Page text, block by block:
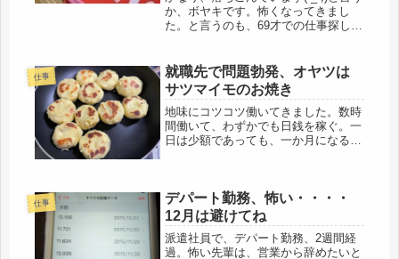
か、ボヤキです。怖くなってきまし
た。と言うのも、69才での仕事探し、
業務員という立場になるという事を、
まず、頭に叩き込まないといけ...
仕事
就職先で問題勃発、オヤツは
サツマイモのお焼き
地味にコツコツ働いてきました。数時
間働いて、わずかでも日銭を稼ぐ。一
日は少額であっても、一か月になる
で、仕入れ値からかなり上がったの
で、ボスは...
仕事
デパート勤務、怖い・・・・
12月は避けてね
派遣社員で、デパート勤務、2週間経
過。怖い先輩は、営業から辞めたいと